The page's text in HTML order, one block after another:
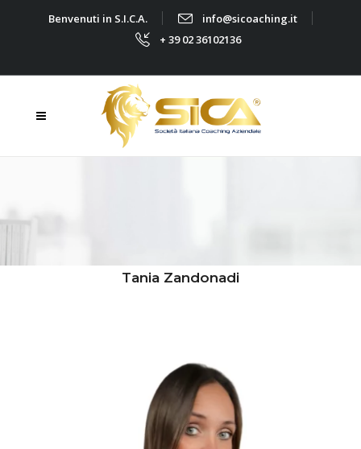
Benvenuti in S.I.C.A.
info@sicoaching.it
+ 39 02 36102136
Tania Zandonadi